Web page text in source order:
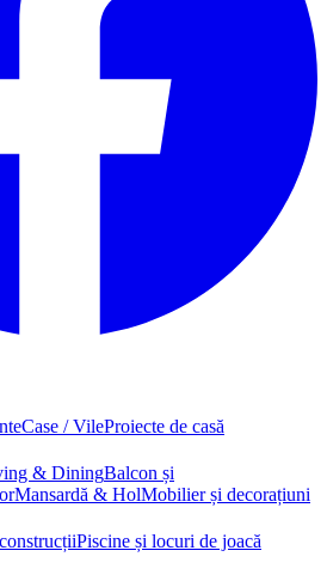
Case / VileProiecte de casă
& DiningBalcon și
Mansardă & HolMobilier și decorațiuni
Piscine și locuri de joacă